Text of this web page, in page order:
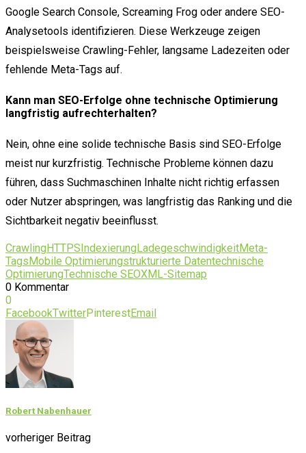
Google Search Console, Screaming Frog oder andere SEO-
Analysetools identifizieren. Diese Werkzeuge zeigen
beispielsweise Crawling-Fehler, langsame Ladezeiten oder
fehlende Meta-Tags auf.
Kann man SEO-Erfolge ohne technische Optimierung
langfristig aufrechterhalten?
Nein, ohne eine solide technische Basis sind SEO-Erfolge
meist nur kurzfristig. Technische Probleme können dazu
führen, dass Suchmaschinen Inhalte nicht richtig erfassen
oder Nutzer abspringen, was langfristig das Ranking und die
Sichtbarkeit negativ beeinflusst.
CrawlingHTTPSIndexierungLadegeschwindigkeitMeta-
TagsMobile Optimierungstrukturierte Datentechnische
OptimierungTechnische SEOXML-Sitemap
0 Kommentar
0
FacebookTwitterPinterestEmail
Robert Nabenhauer
vorheriger Beitrag